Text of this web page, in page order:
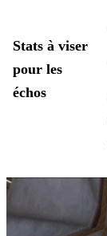
Stats à viser
pour les
échos